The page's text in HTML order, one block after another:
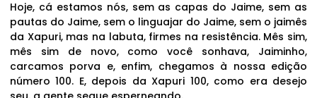
Hoje, cá estamos nós, sem as capas do Jaime, sem as
pautas do Jaime, sem o linguajar do Jaime, sem o jaimês
da Xapuri, mas na labuta, firmes na resistência. Mês sim,
mês sim de novo, como você sonhava, Jaiminho,
carcamos porva e, enfim, chegamos à nossa edição
número 100. E, depois da Xapuri 100, como era desejo